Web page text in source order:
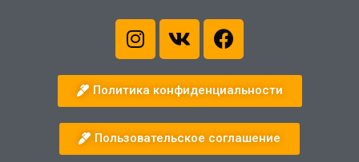
Политика конфиденциальности
Пользовательское соглашение